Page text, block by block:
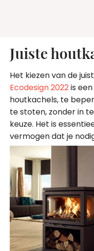
Juiste
Het kiezen van de
Ecodesign 2022is
houtkachels, te
te stoten, zonder in
keuze. Het is
vermogen dat je